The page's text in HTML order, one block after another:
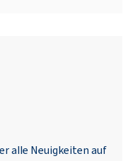
alle Neuigkeiten auf